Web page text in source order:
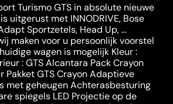
Turismo GTS in absolute nieuwe
uitgerust met INNODRIVE, Bose
Sportzetels, Head Up, …
maken voor u persoonlijk voorstel
wagen is mogelijk Kleur :
: GTS Alcantara Pack Crayon
Pakket GTS Crayon Adaptieve
met geheugen Achterasbesturing
spiegels LED Projectie op de